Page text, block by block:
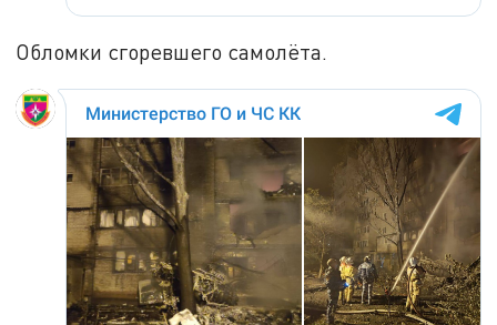
Обломки сгоревшего самолёта.